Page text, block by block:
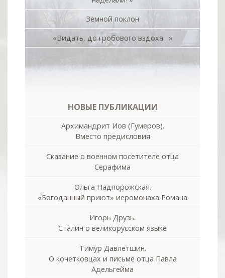
Земной поклон
«Видать, до гробового вздоха…»
НОВЫЕ ПУБЛИКАЦИИ
Архимандрит Иов (Гумеров).
Вместо предисловия
Сказание о военном посетителе отца
Серафима
Ольга Надпорожская.
«Богоданный приют» иеромонаха Романа
Игорь Друзь.
Сталин о великорусском языке
Тимур Давлетшин.
О кочетковцах и письме отца Павла
Адельгейма